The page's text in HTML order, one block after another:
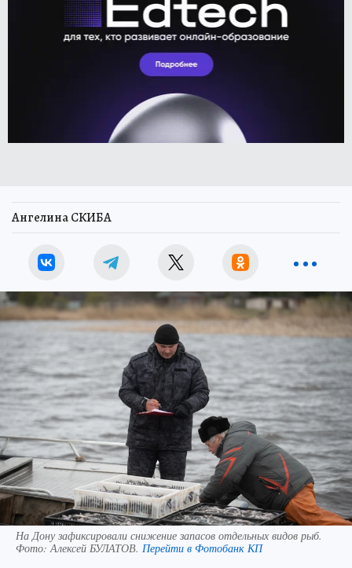
Ангелина СКИБА
На Дону зафиксировали снижение запасов отдельных видов рыб.
Фото:Алексей БУЛАТОВ. Перейти в Фотобанк КП